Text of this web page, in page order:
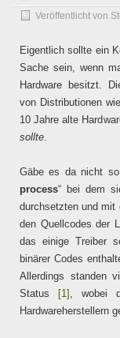
Veröffentlicht von
Eigentlich sollte ein
Sache sein, wenn
Hardware besitzt.
von Distributionen
10 Jahre alte
sollte
Gäbe es da nicht so
process“ bei dem
durchsetzten und mit
den Quellcodes der
das einige Treiber
binärer Codes
Allerdings standen
Status [1] , wobei
Hardwareherstellern